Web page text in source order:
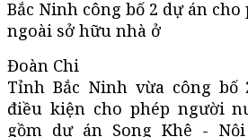
Bắc Ninh công bố 2 dự án
ngoài sở hữu nhà ở
Đoàn Chi
Tỉnh Bắc Ninh vừa công
điều kiện cho phép người
gồm dự án Song Khê -